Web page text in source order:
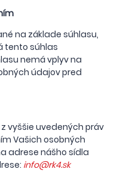
na základe súhlasu,
tento súhlas
nemá vplyv na
údajov pred
vyššie uvedených práv
Vašich osobných
adrese nášho sídla
info@rk4.sk